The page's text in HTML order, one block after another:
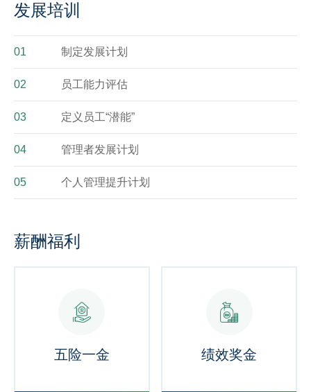
发展培训
01 制定发展计划
02 员工能力评估
03 定义员工“潜能”
04 管理者发展计划
05 个人管理提升计划
薪酬福利
五险一金 绩效奖金